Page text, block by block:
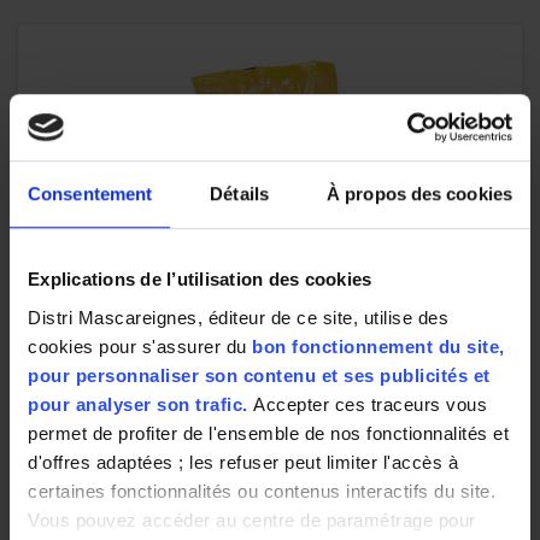
Consentement Détails À propos des cookies
Explications de l’utilisation des cookies
Distri Mascareignes, éditeur de ce site, utilise des
cookies pour s'assurer du bon fonctionnement du site,
pour personnaliser son contenu et ses publicités et
pour analyser son trafic. Accepter ces traceurs vous
permet de profiter de l'ensemble de nos fonctionnalités et
d'offres adaptées ; les refuser peut limiter l'accès à
certaines fonctionnalités ou contenus interactifs du site.
Vous pouvez accéder au centre de paramétrage pour